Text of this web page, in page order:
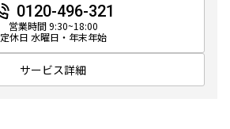
0120-496-321
営業時間 9:30~18:00
定休日 水曜日・年末年始
サービス詳細